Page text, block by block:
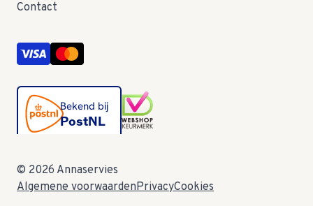
Contact
© 2026 Annaservies
Algemene voorwaardenPrivacyCookies